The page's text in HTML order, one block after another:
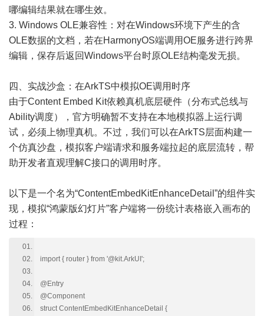
哪编辑结果就在哪生效。
3. Windows OLE兼容性：对在Windows环境下产生的含
OLE数据的文档，若在HarmonyOS端调用OE服务进行跨界
编辑，保存后返回Windows平台时原OLE结构毫发无损。
四、实战沙盒：在ArkTS中模拟OE调用时序
由于Content Embed Kit依赖真机底层硬件（分布式总线与
Ability调度），官方明确暂不支持在本地模拟器上运行调
试，必须上物理真机。不过，我们可以在ArkTS层面构建一
个仿真沙盘，模拟客户端请求和服务端拉起的底层流转，帮
助开发者直观理解C接口的调用时序。
以下是一个名为“ContentEmbedKitEnhanceDetail”的组件实
现，模拟“鸿蒙版幻灯片”客户端将一份统计表格嵌入画布的
过程：
import { router } from '@kit.ArkUI';
@Entry
@Component
struct ContentEmbedKitEnhanceDetail {